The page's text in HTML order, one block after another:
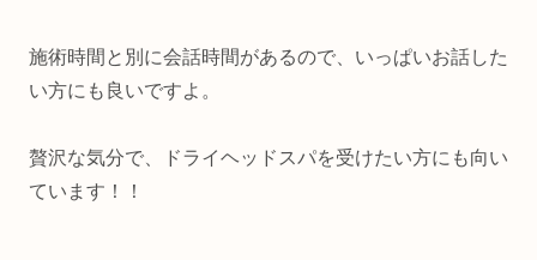
施術時間と別に会話時間があるので、いっぱいお話した
い方にも良いですよ。
贅沢な気分で、ドライヘッドスパを受けたい方にも向い
ています！！